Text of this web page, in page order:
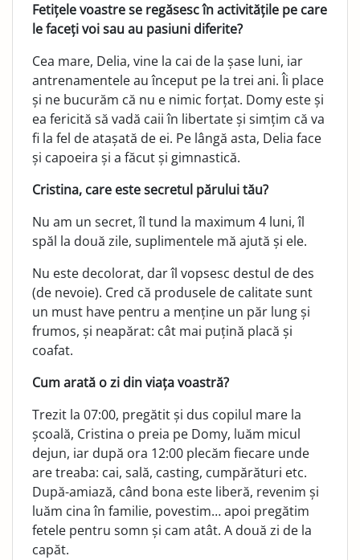
Fetițele voastre se regăsesc în activitățile pe care
le faceți voi sau au pasiuni diferite?
Cea mare, Delia, vine la cai de la șase luni, iar
antrenamentele au început pe la trei ani. Îi place
și ne bucurăm că nu e nimic forțat. Domy este și
ea fericită să vadă caii în libertate și simțim că va
fi la fel de atașată de ei. Pe lângă asta, Delia face
și capoeira și a făcut și gimnastică.
Cristina, care este secretul părului tău?
Nu am un secret, îl tund la maximum 4 luni, îl
spăl la două zile, suplimentele mă ajută și ele.
Nu este decolorat, dar îl vopsesc destul de des
(de nevoie). Cred că produsele de calitate sunt
un must have pentru a menține un păr lung și
frumos, și neapărat: cât mai puțină placă și
coafat.
Cum arată o zi din viața voastră?
Trezit la 07:00, pregătit și dus copilul mare la
școală, Cristina o preia pe Domy, luăm micul
dejun, iar după ora 12:00 plecăm fiecare unde
are treaba: cai, sală, casting, cumpărături etc.
După-amiază, când bona este liberă, revenim și
luăm cina în familie, povestim… apoi pregătim
fetele pentru somn și cam atât. A două zi de la
capăt.